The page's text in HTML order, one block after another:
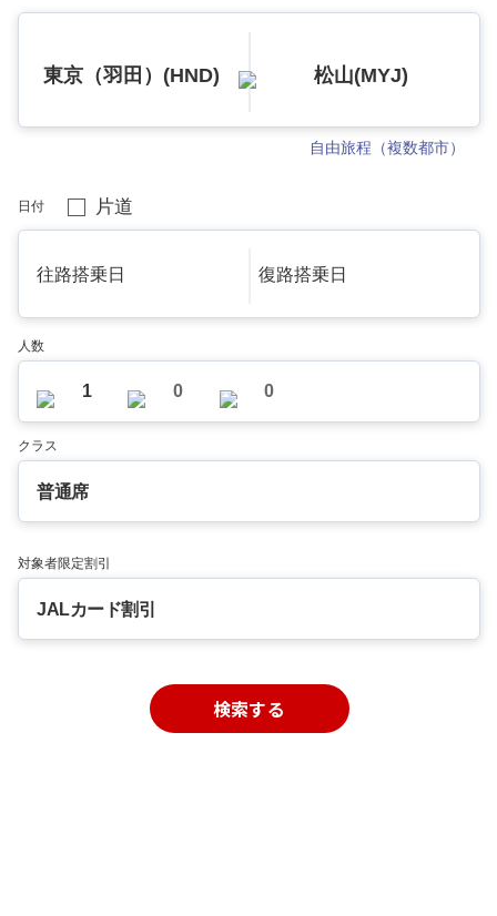
東京（羽田）(HND) 松山(MYJ)
自由旅程（複数都市）
日付 片道
往路搭乗日 復路搭乗日
人数
1 0 0
クラス
普通席
対象者限定割引
JALカード割引
検索する